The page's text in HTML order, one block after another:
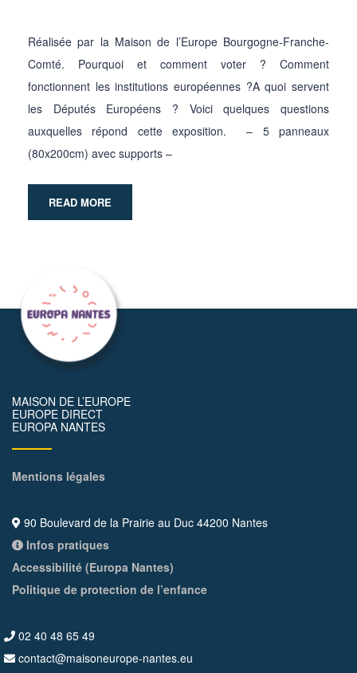
Réalisée par la Maison de l’Europe Bourgogne-Franche-
Comté. Pourquoi et comment voter ? Comment
fonctionnent les institutions européennes ?A quoi servent
les Députés Européens ? Voici quelques questions
auxquelles répond cette exposition. – 5 panneaux
(80x200cm) avec supports –
READ MORE
MAISON DE L’EUROPE
EUROPE DIRECT
EUROPA NANTES
Mentions légales
90 Boulevard de la Prairie au Duc 44200 Nantes
Infos pratiques
Accessibilité (Europa Nantes)
Politique de protection de l’enfance
02 40 48 65 49
contact@maisoneurope-nantes.eu